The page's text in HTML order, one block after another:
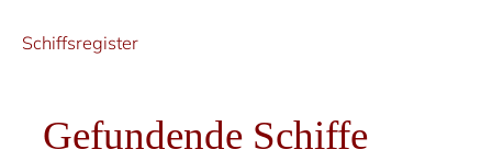
Schiffsregister
Gefundende Schiffe